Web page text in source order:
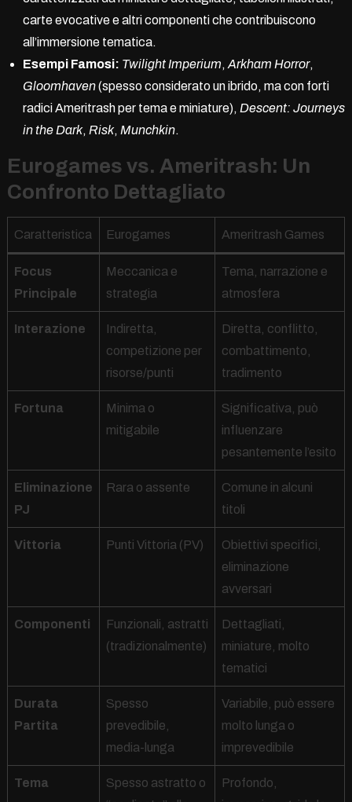
carte evocative e altri componenti che contribuiscono
all’immersione tematica.
Esempi Famosi: Twilight Imperium, Arkham Horror,
Gloomhaven(spesso considerato un ibrido, ma con forti
radici Ameritrash per tema e miniature), Descent: Journeys
in the Dark, Risk, Munchkin.
Eurogames vs. Ameritrash: Un
Confronto Dettagliato
Caratteristica Eurogames Ameritrash Games
Focus
Principale
Meccanica e
strategia
Tema, narrazione e
atmosfera
Interazione
Indiretta,
competizione per
risorse/punti
Diretta, conflitto,
combattimento,
tradimento
Fortuna
Minima o
mitigabile
Significativa, può
influenzare
pesantemente l’esito
Eliminazione
PJ
Rara o assente
Comune in alcuni
titoli
Vittoria Punti Vittoria (PV)
Obiettivi specifici,
eliminazione
avversari
Componenti
Funzionali, astratti
(tradizionalmente)
Dettagliati,
miniature, molto
tematici
Durata
Partita
Spesso
prevedibile,
media-lunga
Variabile, può essere
molto lunga o
imprevedibile
Tema
Spesso astratto o
Profondo,